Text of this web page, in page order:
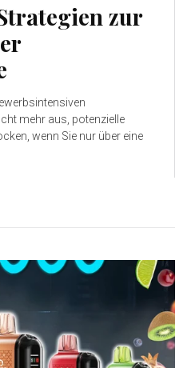
zur
mehr aus, potenzielle
wenn Sie nur über eine